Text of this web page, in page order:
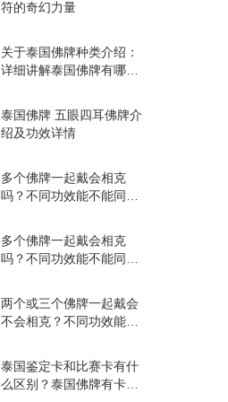
符的奇幻力量
关于泰国佛牌种类介绍：
详细讲解泰国佛牌有哪些
泰国佛牌 五眼四耳佛牌介
绍及功效详情
多个佛牌一起戴会相克
吗？不同功效能不能同时
多个佛牌一起戴会相克
吗？不同功效能不能同时
两个或三个佛牌一起戴会
不会相克？不同功效能不
泰国鉴定卡和比赛卡有什
么区别？泰国佛牌有卡不